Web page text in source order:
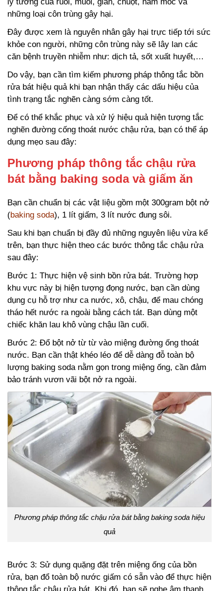
lý tưởng của ruồi, muỗi, gián, chuột, nấm mốc và
những loại côn trùng gây hại.
Đây được xem là nguyên nhân gây hại trực tiếp tới sức
khỏe con người, những côn trùng này sẽ lây lan các
căn bệnh truyền nhiễm như: dịch tả, sốt xuất huyết,…
Do vậy, bạn cần tìm kiếm phương pháp thông tắc bồn
rửa bát hiệu quả khi bạn nhận thấy các dấu hiệu của
tình trạng tắc nghẽn càng sớm càng tốt.
Để có thể khắc phục và xử lý hiệu quả hiện tượng tắc
nghẽn đường cống thoát nước chậu rửa, bạn có thể áp
dụng mẹo sau đây:
Phương pháp thông tắc chậu rửa
bát bằng baking soda và giấm ăn
Bạn cần chuẩn bị các vật liệu gồm một 300gram bột nở
(baking soda), 1 lít giấm, 3 lít nước đung sôi.
Sau khi bạn chuẩn bị đầy đủ những nguyên liệu vừa kể
trên, bạn thực hiện theo các bước thông tắc chậu rửa
sau đây:
Bước 1: Thực hiện vệ sinh bồn rửa bát. Trường hợp
khu vực này bị hiện tượng đọng nước, bạn cần dùng
dụng cụ hỗ trợ như ca nước, xô, chậu, để mau chóng
tháo hết nước ra ngoài bằng cách tát. Bạn dùng một
chiếc khăn lau khô vùng chậu lần cuối.
Bước 2: Đổ bột nở từ từ vào miệng đường ống thoát
nước. Bạn cần thật khéo léo để dễ dàng đỗ toàn bộ
lượng baking soda nằm gọn trong miệng ống, cần đảm
bảo tránh vươn vãi bột nở ra ngoài.
Phương pháp thông tắc chậu rửa bát bằng baking soda hiệu
quả
Bước 3: Sử dụng quặng đặt trên miệng ống của bồn
rửa, bạn đổ toàn bộ nước giấm có sẵn vào để thực hiện
thông tắc chậu rửa bát. Khi đó, bạn sẽ nghe âm thanh